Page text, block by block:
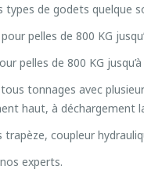
types de godets quelque
pelles de 800 KG
pelles de 800 KG
tonnages avec
haut, à déchargement
coupleur
experts.